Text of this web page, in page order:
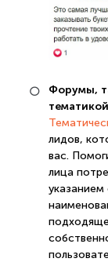
Форумы,
тематикой
лидов,
вас.
лица
указанием